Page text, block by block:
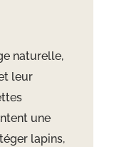
naturelle,
leur
une
lapins,